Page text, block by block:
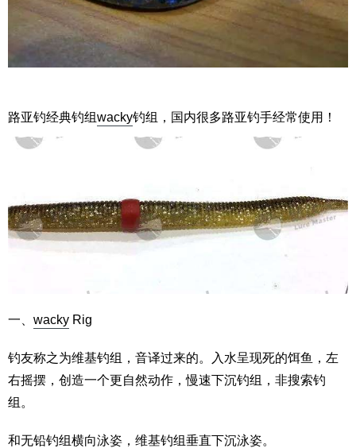
路亚钓经典钓组wacky钓组，国内很多路亚钓手经常使用！
一、 wacky Rig
钓友称之为维基钓组，音译过来的。入水呈现死的饵鱼，左
右摇摆，创造一个更自然动作，慢速下沉钓组，非搜索钓
组。
和无铅钓组横向泳姿，维基钓组垂直下沉泳姿。